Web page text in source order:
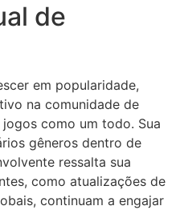
de
em popularidade,
na comunidade de
como um todo. Sua
gêneros dentro de
ressalta sua
como atualizações de
continuam a engajar